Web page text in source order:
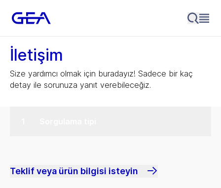
İletişim
Size yardımcı olmak için buradayız! Sadece bir kaç
detay ile sorunuza yanıt verebileceğiz.
Teklif veya ürün bilgisi isteyin